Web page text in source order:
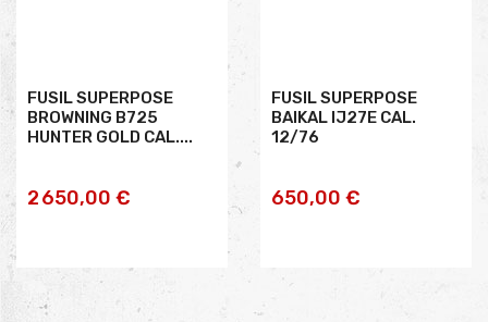
FUSIL SUPERPOSE
BROWNING B725
HUNTER GOLD CAL....
2 650,00 €
AJOUTER AU
FUSIL SUPERPOSE
BAIKAL IJ27E CAL.
12/76
650,00 €AJOUTER AU